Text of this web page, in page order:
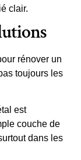
clair.
rénover un
toujours les
est
couche de
dans les